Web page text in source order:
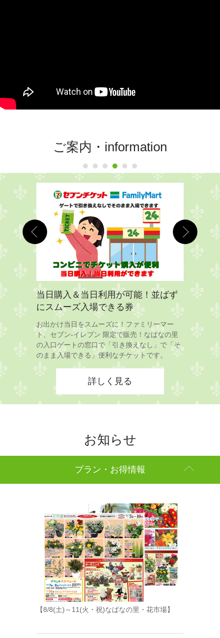
ご案内・information
法
レブン
バスの往
当日購入＆当日利用が可能！並ばず
にスムーズ入場できる券
お出かけ当日をスムーズに！ファミリーマー
ト、セブン-イレブン 限定で販売！なばなの里
の入口ゲートの窓口で「引き換えなし」で「そ
のまま入場できる」便利なチケットです。
詳しく見る
なばな
中日新聞：
掲載して
お知らせ
プラン・お得情報
【8/8(土)～11(火・祝)なばなの里・花市場】